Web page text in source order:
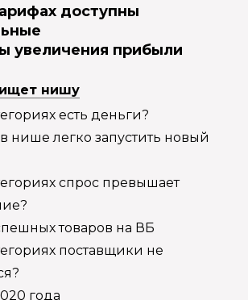
доступны
увеличения прибыли
нишу
есть деньги?
нише легко запустить новый
спрос превышает
товаров на ВБ
поставщики не
года